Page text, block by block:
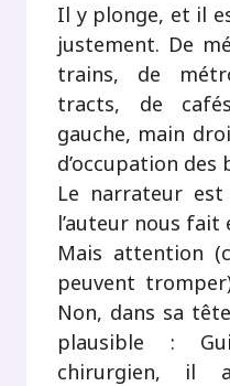
Il y plonge, et il
justement. De
trains, de
tracts, de
gauche, main
d’occupation des
Le narrateur
l’auteur nous
Mais attention
peuvent
Non, dans sa
plausible :
chirurgien, il